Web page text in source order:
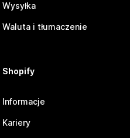
Wysyłka
Waluta i tłumaczenie
Shopify
Informacje
Kariery